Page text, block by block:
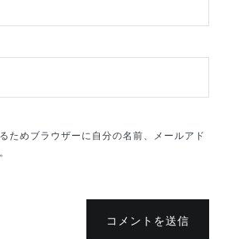
ためブラウザーに自分の名前、メールアド
コメントを送信